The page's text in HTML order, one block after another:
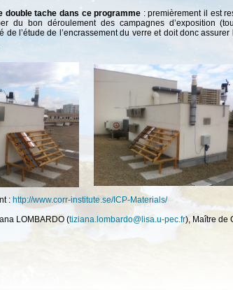
double tache dans ce programme : premièrement il est
du bon déroulement des campagnes d’exposition
de l’étude de l’encrassement du verre et doit donc
: http://www.corr-institute.se/ICP-Materials/
LOMBARDO (tiziana.lombardo@lisa.u-pec.fr), Maître de